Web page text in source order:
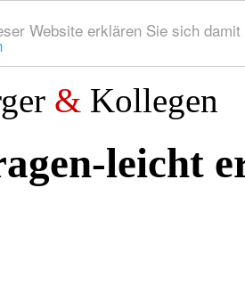
Website erklären Sie sich
& Kollegen
leicht